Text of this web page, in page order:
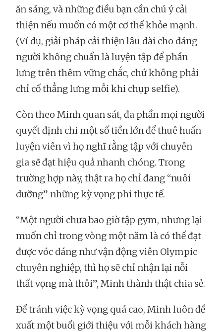
ăn sáng, và những điều bạn cần chú ý cải
thiện nếu muốn có một cơ thể khỏe mạnh.
(Ví dụ, giải pháp cải thiện lâu dài cho dáng
người không chuẩn là luyện tập để phần
lưng trên thêm vững chắc, chứ không phải
chỉ cố thẳng lưng mỗi khi chụp selfie).
Còn theo Minh quan sát, đa phần mọi người
quyết định chi một số tiền lớn để thuê huấn
luyện viên vì họ nghĩ rằng tập với chuyên
gia sẽ đạt hiệu quả nhanh chóng. Trong
trường hợp này, thật ra họ chỉ đang “nuôi
dưỡng” những kỳ vọng phi thực tế.
“Một người chưa bao giờ tập gym, nhưng lại
muốn chỉ trong vòng một năm là có thể đạt
được vóc dáng như vận động viên Olympic
chuyên nghiệp, thì họ sẽ chỉ nhận lại nỗi
thất vọng mà thôi”, Minh thành thật chia sẻ.
Để tránh việc kỳ vọng quá cao, Minh luôn đề
xuất một buổi giới thiệu với mỗi khách hàng